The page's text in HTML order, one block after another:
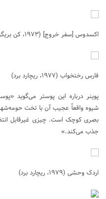
اکسدوس [سفر خروج] (۱۹۷۳، کن بریگز)
فارس رختخواب (۱۹۷۷، ریچارد برد)
پوینر درباره این پوستر می‌گوید
شیوه واقعاً عجیب آن با تخت
بصری کوچک است. چیزی غیرقابل
جذب می‌کند.»
اردک وحشی (۱۹۷۹، ریچارد برد)